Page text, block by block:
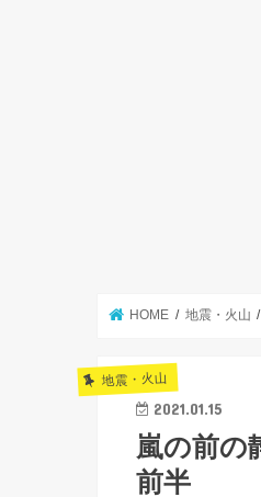
HOME 地震・火山
地震・火山
2021.01.15
嵐の前
前半